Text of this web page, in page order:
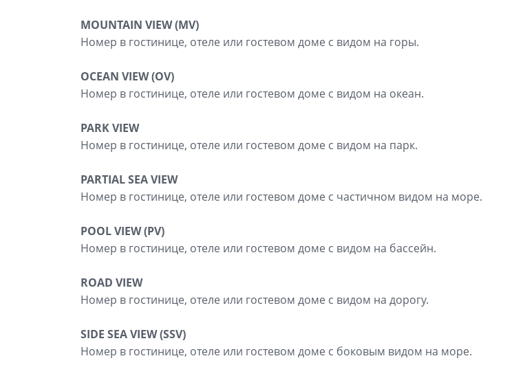
MOUNTAIN VIEW (MV)
Номер в гостинице, отеле или гостевом доме с видом на горы.
OCEAN VIEW (OV)
Номер в гостинице, отеле или гостевом доме с видом на океан.
PARK VIEW
Номер в гостинице, отеле или гостевом доме с видом на парк.
PARTIAL SEA VIEW
Номер в гостинице, отеле или гостевом доме с частичном видом на море.
POOL VIEW (PV)
Номер в гостинице, отеле или гостевом доме с видом на бассейн.
ROAD VIEW
Номер в гостинице, отеле или гостевом доме с видом на дорогу.
SIDE SEA VIEW (SSV)
Номер в гостинице, отеле или гостевом доме с боковым видом на море.